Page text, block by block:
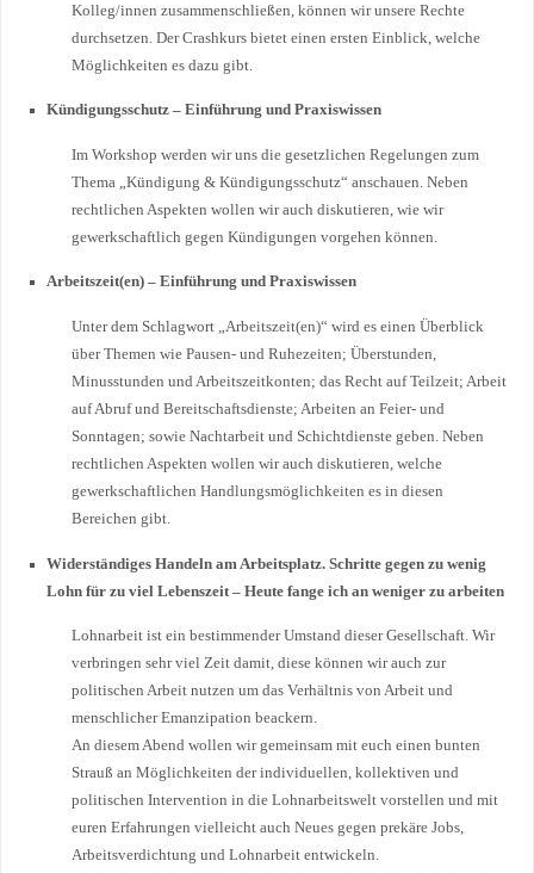
Kolleg/innen zusammenschließen, können wir unsere Rechte
durchsetzen. Der Crashkurs bietet einen ersten Einblick, welche
Möglichkeiten es dazu gibt.
Kündigungsschutz – Einführung und Praxiswissen
Im Workshop werden wir uns die gesetzlichen Regelungen zum
Thema „Kündigung & Kündigungsschutz“ anschauen. Neben
rechtlichen Aspekten wollen wir auch diskutieren, wie wir
gewerkschaftlich gegen Kündigungen vorgehen können.
Arbeitszeit(en) – Einführung und Praxiswissen
Unter dem Schlagwort „Arbeitszeit(en)“ wird es einen Überblick
über Themen wie Pausen- und Ruhezeiten; Überstunden,
Minusstunden und Arbeitszeitkonten; das Recht auf Teilzeit; Arbeit
auf Abruf und Bereitschaftsdienste; Arbeiten an Feier- und
Sonntagen; sowie Nachtarbeit und Schichtdienste geben. Neben
rechtlichen Aspekten wollen wir auch diskutieren, welche
gewerkschaftlichen Handlungsmöglichkeiten es in diesen
Bereichen gibt.
Widerständiges Handeln am Arbeitsplatz. Schritte gegen zu wenig
Lohn für zu viel Lebenszeit – Heute fange ich an weniger zu arbeiten
Lohnarbeit ist ein bestimmender Umstand dieser Gesellschaft. Wir
verbringen sehr viel Zeit damit, diese können wir auch zur
politischen Arbeit nutzen um das Verhältnis von Arbeit und
menschlicher Emanzipation beackern.
An diesem Abend wollen wir gemeinsam mit euch einen bunten
Strauß an Möglichkeiten der individuellen, kollektiven und
politischen Intervention in die Lohnarbeitswelt vorstellen und mit
euren Erfahrungen vielleicht auch Neues gegen prekäre Jobs,
Arbeitsverdichtung und Lohnarbeit entwickeln.